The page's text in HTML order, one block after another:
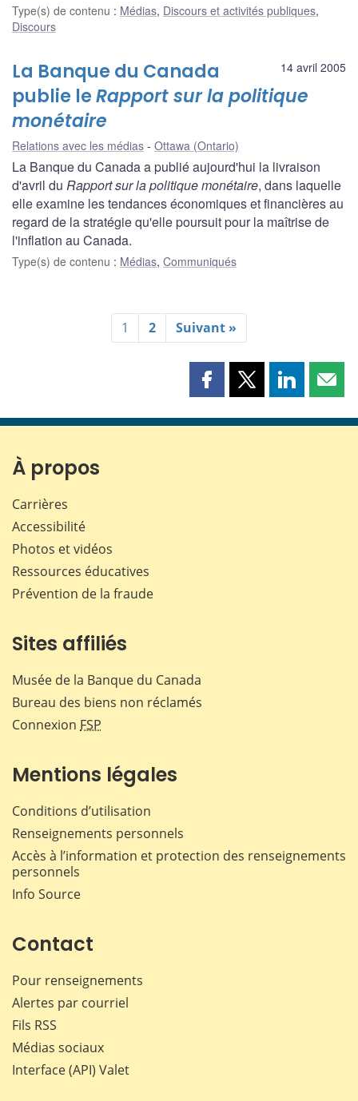
Type(s) de contenu : Médias, Discours et activités publiques,
Discours
14 avril 2005
La Banque du Canada
publie leRapport sur la politique
monétaire
Relations avec les médias Ottawa (Ontario)
La Banque du Canada a publié aujourd'hui la livraison
d'avril du Rapport sur la politique monétaire, dans laquelle
elle examine les tendances économiques et financières au
regard de la stratégie qu'elle poursuit pour la maîtrise de
l'inflation au Canada.
Type(s) de contenu : Médias, Communiqués
1 2 Suivant »
Partager
page
Partager
page
Partager
page page
À propos
Carrières
Accessibilité
Photos et vidéos
Ressources éducatives
Prévention de la fraude
Sites affiliés
Musée de la Banque du Canada
Bureau des biens non réclamés
Connexion FSP
Mentions légales
Conditions d’utilisation
Renseignements personnels
Accès à l’information et protection des renseignements
personnels
Info Source
Contact
Pour renseignements
Alertes par courriel
Fils RSS
Médias sociaux
Interface (API) Valet